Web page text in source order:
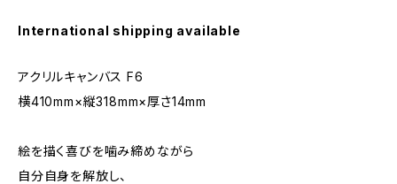
International shipping available
アクリルキャンバス F6
横410mm×縦318mm×厚さ14mm
絵を描く喜びを噛み締めながら
自分自身を解放し、